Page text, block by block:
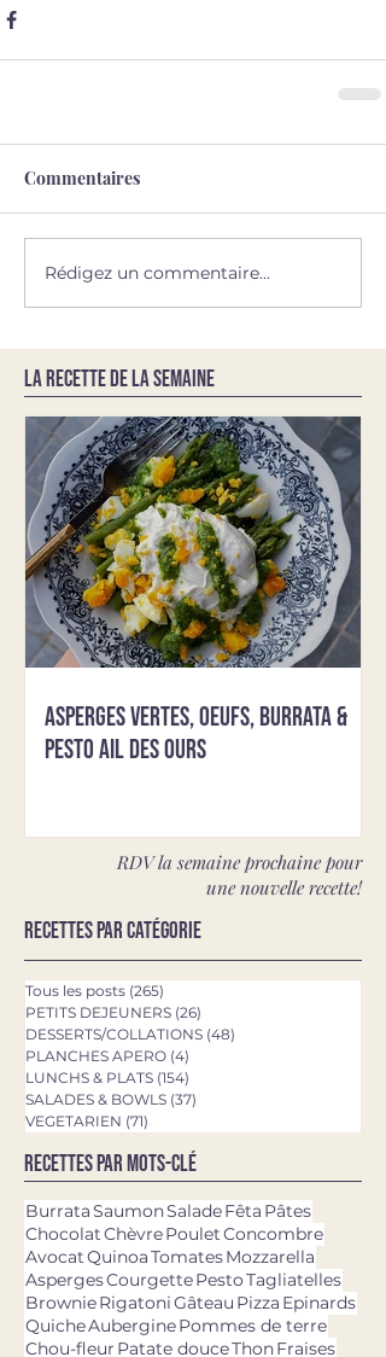
Commentaires
Rédigez un commentaire...
LA RECETTE DE LA SEMAINE
Asperges vertes, oeufs, burrata &
pesto ail des ours
RDV la semaine prochaine pour
une nouvelle recette!
Recettes par catégorie
Tous les posts (265)
PETITS DEJEUNERS (26)
DESSERTS/COLLATIONS (48)
PLANCHES APERO (4)
LUNCHS & PLATS (154)
SALADES & BOWLS (37)
VEGETARIEN (71)
Recettes par mots-clé
BurrataSaumonSaladeFêta Pâtes
ChocolatChèvrePouletConcombre
AvocatQuinoaTomatesMozzarella
AspergesCourgettePestoTagliatelles
BrownieRigatoniGâteau Pizza Epinards
QuicheAuberginePommes de terre
Chou-fleur Patate douceThonFraises